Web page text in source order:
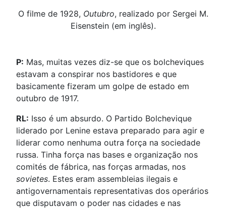
O filme de 1928, Outubro, realizado por Sergei M.
Eisenstein (em inglês).
P: Mas, muitas vezes diz-se que os bolcheviques
estavam a conspirar nos bastidores e que
basicamente fizeram um golpe de estado em
outubro de 1917.
RL: Isso é um absurdo. O Partido Bolchevique
liderado por Lenine estava preparado para agir e
liderar como nenhuma outra força na sociedade
russa. Tinha força nas bases e organização nos
comités de fábrica, nas forças armadas, nos
sovietes. Estes eram assembleias ilegais e
antigovernamentais representativas dos operários
que disputavam o poder nas cidades e nas